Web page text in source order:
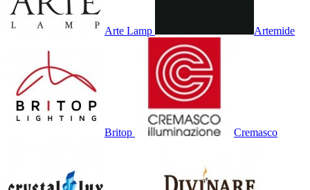
Arte Lamp Artemide
Britop Cremasco